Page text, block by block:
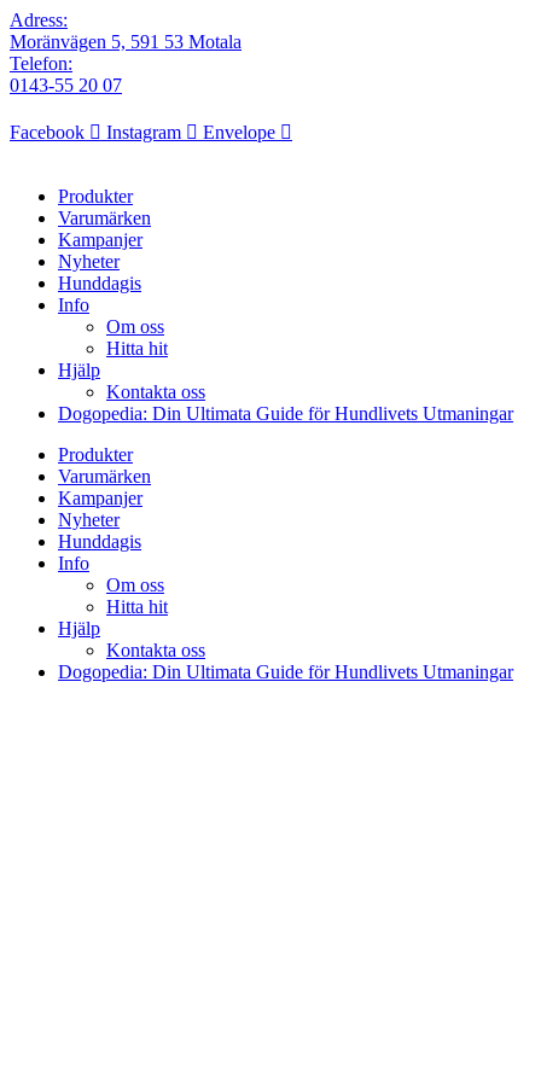
Adress:
Moränvägen 5, 591 53 Motala
Telefon:
0143-55 20 07
Facebook Instagram Envelope
Produkter
Varumärken
Kampanjer
Nyheter
Hunddagis
Info
Om oss
Hitta hit
Hjälp
Kontakta oss
Dogopedia: Din Ultimata Guide för Hundlivets Utmaningar
Produkter
Varumärken
Kampanjer
Nyheter
Hunddagis
Info
Om oss
Hitta hit
Hjälp
Kontakta oss
Dogopedia: Din Ultimata Guide för Hundlivets Utmaningar